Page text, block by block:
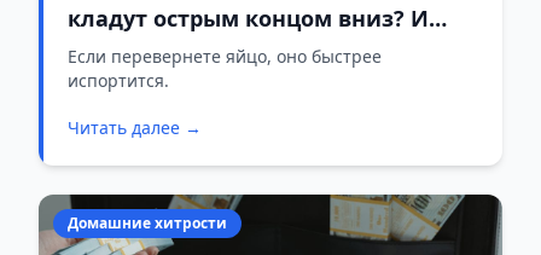
кладут острым концом вниз? И
дома их лучше не переворачивать
Если перевернете яйцо, оно быстрее
испортится.
Читать далее →
Домашние хитрости